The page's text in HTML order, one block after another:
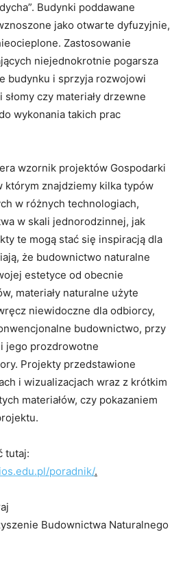
Budynki poddawane
jako otwarte dyfuzyjnie,
Zastosowanie
niejednokrotnie pogarsza
budynku i sprzyja rozwojowi
czy materiały drzewne
wykonania takich prac
wzornik projektów Gospodarki
którym znajdziemy kilka typów
w różnych technologiach,
w skali jednorodzinnej, jak
te mogą stać się inspiracją dla
że budownictwo naturalne
estetyce od obecnie
materiały naturalne użyte
niewidoczne dla odbiorcy,
budownictwo, przy
jego prozdrowotne
Projekty przedstawione
i wizualizacjach wraz z krótkim
materiałów, czy pokazaniem
tutaj:
poradnik/.
Budownictwa Naturalnego